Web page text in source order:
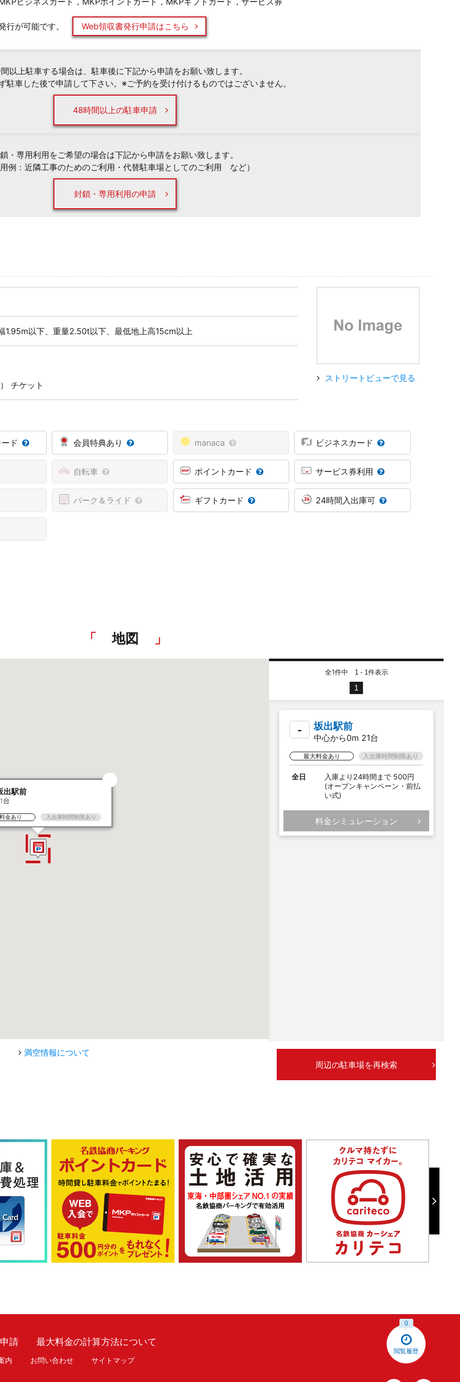
行が可能です。 Web領収書発行申請はこちら
以上駐車する場合は、駐車後に下記から申請をお願い致します。
駐車した後で申請して下さい。※ご予約を受け付けるものではございません。
48時間以上の駐車申請
・専用利用をご希望の場合は下記から申請をお願い致します。
例：近隣工事のためのご利用・代替駐車場としてのご利用 など）
封鎖・専用利用の申請
1.95m以下、重量2.50t以下、最低地上高15cm以上
チケット
ストリートビューで見る
ド 会員特典あり manaca ビジネスカード
自転車 ポイントカード サービス券利用
パーク＆ライド ギフトカード 24時間入出庫可
地図
出駅前
台
金あり 入出庫時間制限あり
全1件中 1 - 1件表示
1
- 坂出駅前
中心から0m 21台
最大料金あり 入出庫時間制限あり
全日
入庫より24時間まで 500円
(オープンキャンペーン・前払
い式)
料金シミュレーション
満空情報について
周辺の駐車場を再検索
閲覧履歴
0
請 最大料金の計算方法について
内 お問い合わせ サイトマップ